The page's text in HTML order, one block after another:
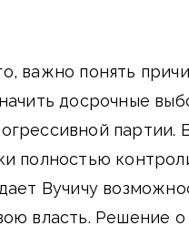
важно понять
досрочные
партии.
полностью
Вучичу
власть. Решение